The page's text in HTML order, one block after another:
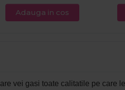
Adauga in cos
vei gasi toate calitatile pe care